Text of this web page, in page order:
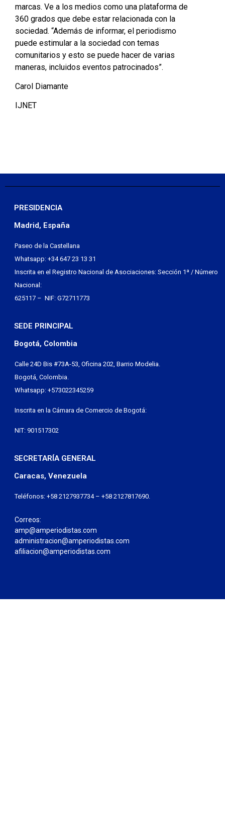
marcas. Ve a los medios como una plataforma de
360 ​​grados que debe estar relacionada con la
sociedad. “Además de informar, el periodismo
puede estimular a la sociedad con temas
comunitarios y esto se puede hacer de varias
maneras, incluidos eventos patrocinados”.
Carol Diamante
IJNET
PRESIDENCIA
Madrid, España
Paseo de la Castellana
Whatsapp: +34 647 23 13 31
Inscrita en el Registro Nacional de Asociaciones: Sección 1ª / Número
Nacional:
625117 – NIF: G72711773
SEDE PRINCIPAL
Bogotá, Colombia
Calle 24D Bis #73A-53, Oficina 202, Barrio Modelia.
Bogotá, Colombia.
Whatsapp: +573022345259
Inscrita en la Cámara de Comercio de Bogotá:
NIT: 901517302
SECRETARÍA GENERAL
Caracas, Venezuela
Teléfonos: +58 2127937734 – +58 2127817690.
Correos:
amp@amperiodistas.com
administracion@amperiodistas.com
afiliacion@amperiodistas.com